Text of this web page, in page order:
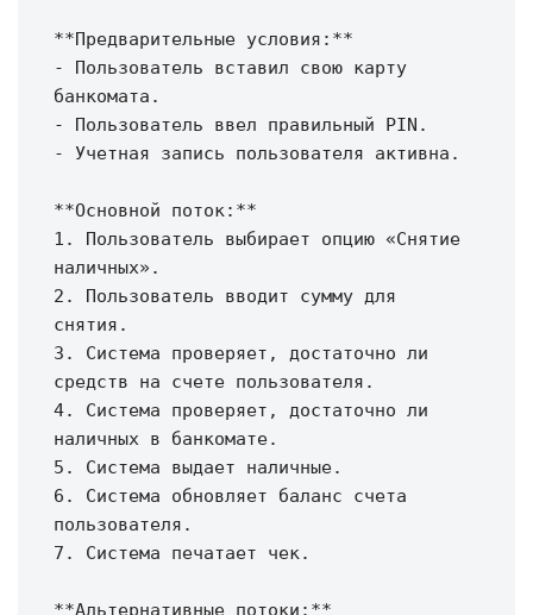
**Предварительные условия:**
- Пользователь вставил свою карту
банкомата.
- Пользователь ввел правильный PIN.
- Учетная запись пользователя активна.
**Основной поток:**
1. Пользователь выбирает опцию «Снятие
наличных».
2. Пользователь вводит сумму для
снятия.
3. Система проверяет, достаточно ли
средств на счете пользователя.
4. Система проверяет, достаточно ли
наличных в банкомате.
5. Система выдает наличные.
6. Система обновляет баланс счета
пользователя.
7. Система печатает чек.
**Альтернативные потоки:**